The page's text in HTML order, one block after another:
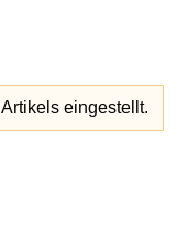
eingestellt.